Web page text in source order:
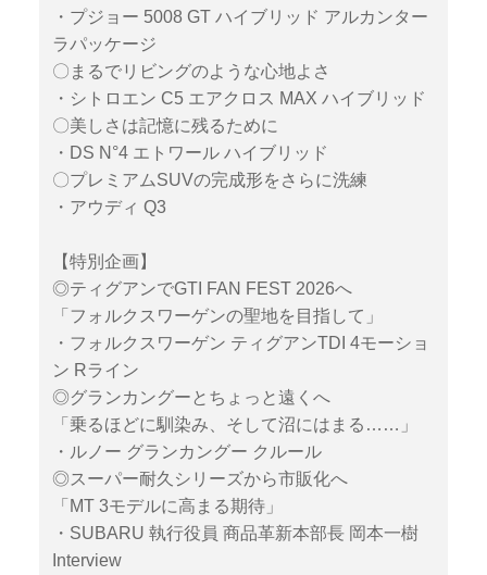
・プジョー 5008 GT ハイブリッド アルカンター
ラパッケージ
〇まるでリビングのような心地よさ
・シトロエン C5 エアクロス MAX ハイブリッド
〇美しさは記憶に残るために
・DS N°4 エトワール ハイブリッド
〇プレミアムSUVの完成形をさらに洗練
・アウディ Q3
【特別企画】
◎ティグアンでGTI FAN FEST 2026へ
「フォルクスワーゲンの聖地を目指して」
・フォルクスワーゲン ティグアンTDI 4モーショ
ン Rライン
◎グランカングーとちょっと遠くへ
「乗るほどに馴染み、そして沼にはまる……」
・ルノー グランカングー クルール
◎スーパー耐久シリーズから市販化へ
「MT 3モデルに高まる期待」
・SUBARU 執行役員 商品革新本部長 岡本一樹
Interview